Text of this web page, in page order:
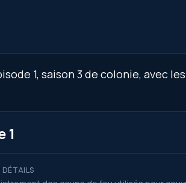
1, saison 3 de colonie, avec
1
DÉTAILS